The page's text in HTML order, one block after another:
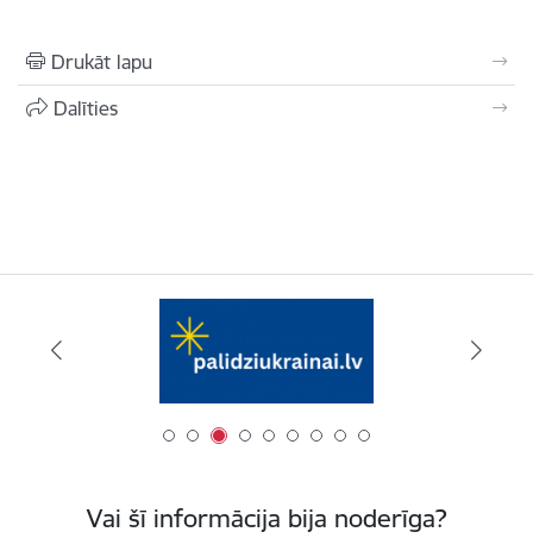
Drukāt lapu
Dalīties
Vai šī informācija bija noderīga?